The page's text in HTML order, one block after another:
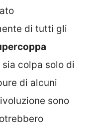
di tutti gli
sia colpa solo di
di alcuni
sono